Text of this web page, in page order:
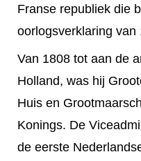
Franse republiek die
oorlogsverklaring van
Van 1808 tot aan de
Holland, was hij
Huis en
Konings. De
de eerste